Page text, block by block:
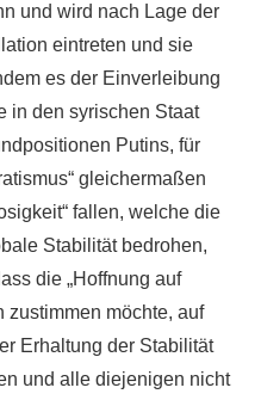
und wird nach Lage der
eintreten und sie
es der Einverleibung
in den syrischen Staat
Putins, für
gleichermaßen
fallen, welche die
Stabilität bedrohen,
die „Hoffnung auf
zustimmen möchte, auf
Erhaltung der Stabilität
und alle diejenigen nicht